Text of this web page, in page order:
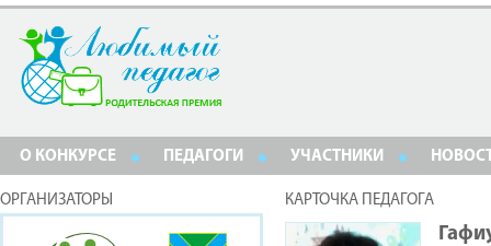
О КОНКУРСЕ ПЕДАГОГИ УЧАСТНИКИ
ОРГАНИЗАТОРЫ КАРТОЧКА ПЕДАГОГА